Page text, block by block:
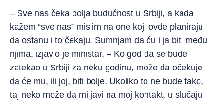
– Sve nas čeka bolja budućnost u Srbiji, a kada
kažem “sve nas” mislim na one koji ovde planiraju
da ostanu i to čekaju. Sumnjam da ću i ja biti među
njima, izjavio je ministar. – Ko god da se bude
zatekao u Srbiji za neku godinu, može da očekuje
da će mu, ili joj, biti bolje. Ukoliko to ne bude tako,
taj neko može da mi javi na moj kontakt, u slučaju